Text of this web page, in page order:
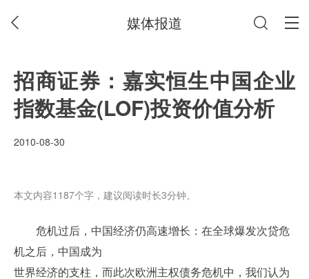
媒体报道
招商证券：嘉实恒生中国企业
指数基金(LOF)投资价值分析
2010-08-30
本文内容1187个字，建议阅读时长3分钟。
危机过后，中国经济仍高速增长：在全球爆发次贷危
机之后，中国成为
世界经济的支柱，而此次欧洲主权债务危机中，我们认为